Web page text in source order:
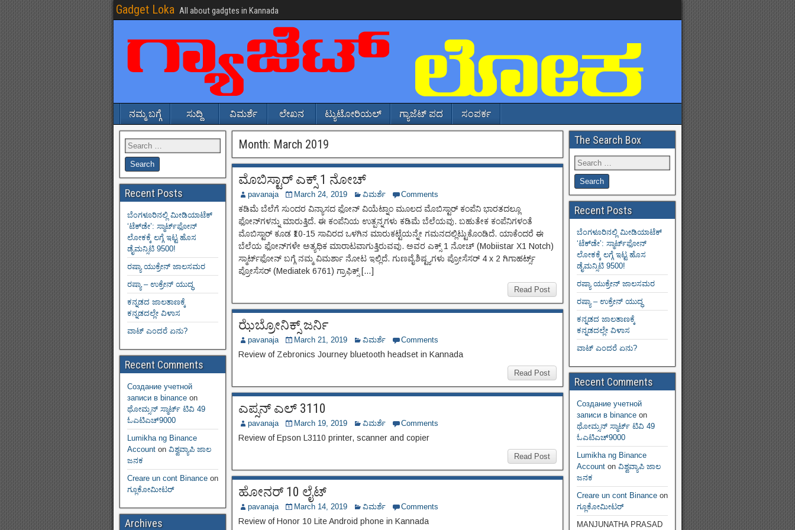
Gadget Loka All about gadgtes in Kannada
ನಮ್ಮ ಬಗ್ಗೆ ಸುದ್ದಿ ವಿಮರ್ಶೆ ಲೇಖನ ಟ್ಯುಟೋರಿಯಲ್ ಗ್ಯಾಜೆಟ್ ಪದ ಸಂಪರ್ಕ
Month: March 2019
ಮೊಬಿಸ್ಟಾರ್ ಎಕ್ಸ್‌ 1 ನೋಚ್
pavanaja March 24, 2019 ವಿಮರ್ಶೆ Comments
ಕಡಿಮೆ ಬೆಲೆಗೆ ಸುಂದರ ವಿನ್ಯಾಸದ ಫೋನ್ ವಿಯೆಟ್ನಾಂ ಮೂಲದ ಮೊಬಿಸ್ಟಾರ್ ಕಂಪೆನಿ ಭಾರತದಲ್ಲೂ
ಫೋನ್‌ಗಳನ್ನು ಮಾರುತ್ತಿದೆ. ಈ ಕಂಪೆನಿಯ ಉತ್ಪನ್ನಗಳು ಕಡಿಮೆ ಬೆಲೆಯವು. ಬಹುತೇಕ ಕಂಪೆನಿಗಳಂತೆ
ಮೊಬಿಸ್ಟಾರ್ ಕೂಡ ₹10-15 ಸಾವಿರದ ಒಳಗಿನ ಮಾರುಕಟ್ಟೆಯನ್ನೇ ಗಮನದಲ್ಲಿಟ್ಟುಕೊಂಡಿದೆ. ಯಾಕೆಂದರೆ ಈ
ಬೆಲೆಯ ಫೋನ್‌ಗಳೇ ಅತ್ಯಧಿಕ ಮಾರಾಟವಾಗುತ್ತಿರುವವು. ಅವರ ಎಕ್ಸ್‌ 1 ನೋಚ್ (Mobiistar X1 Notch)
ಸ್ಮಾರ್ಟ್‌ಫೋನ್ ಬಗ್ಗೆ ನಮ್ಮ ವಿಮರ್ಶಾ ನೋಟ ಇಲ್ಲಿದೆ. ಗುಣವೈಶಿಷ್ಟ್ಯಗಳು ಪ್ರೋಸೆಸರ್ 4 x 2 ಗಿಗಾಹರ್ಟ್ಸ್
ಪ್ರೋಸೆಸರ್ (Mediatek 6761) ಗ್ರಾಫಿಕ್ಸ್ […]
Read Post
ಝೆಬ್ರೋನಿಕ್ಸ್ ಜರ್ನಿ
pavanaja March 21, 2019 ವಿಮರ್ಶೆ Comments
Review of Zebronics Journey bluetooth headset in Kannada
Read Post
ಎಪ್ಸನ್ ಎಲ್ 3110
pavanaja March 19, 2019 ವಿಮರ್ಶೆ Comments
Review of Epson L3110 printer, scanner and copier
Read Post
ಹೋನರ್ 10 ಲೈಟ್
pavanaja March 14, 2019 ವಿಮರ್ಶೆ Comments
Review of Honor 10 Lite Android phone in Kannada
Recent Posts
ಬೆಂಗಳೂರಿನಲ್ಲಿ ಮೀಡಿಯಾಟೆಕ್‌
‘ಟೆಕ್‌ಡೇ’: ಸ್ಮಾರ್ಟ್‌ಫೋನ್
ಲೋಕಕ್ಕೆ ಲಗ್ಗೆ ಇಟ್ಟ ಹೊಸ
ಡೈಮನ್ಸಿಟಿ 9500!
ರಷ್ಯಾ ಯುಕ್ರೇನ್ ಜಾಲಸಮರ
ರಷ್ಯಾ – ಉಕ್ರೇನ್ ಯುದ್ಧ
ಕನ್ನಡದ ಜಾಲತಾಣಕ್ಕೆ
ಕನ್ನಡದಲ್ಲೇ ವಿಳಾಸ
ವಾಟ್ ಎಂದರೆ ಏನು?
Recent Comments
Создание учетной
записи в binance on
ಥೋಮ್ಸನ್ ಸ್ಮಾರ್ಟ್‌ ಟಿವಿ 49
ಓಎಟಿಎಚ್9000
Lumikha ng Binance
Account on ವಿಶ್ವವ್ಯಾಪಿ ಜಾಲ
ಜನಕ
Creare un cont Binance on
ಗ್ಲೂಕೋಮೀಟರ್
Archives
The Search Box
Recent Posts
ಬೆಂಗಳೂರಿನಲ್ಲಿ ಮೀಡಿಯಾಟೆಕ್‌
‘ಟೆಕ್‌ಡೇ’: ಸ್ಮಾರ್ಟ್‌ಫೋನ್
ಲೋಕಕ್ಕೆ ಲಗ್ಗೆ ಇಟ್ಟ ಹೊಸ
ಡೈಮನ್ಸಿಟಿ 9500!
ರಷ್ಯಾ ಯುಕ್ರೇನ್ ಜಾಲಸಮರ
ರಷ್ಯಾ – ಉಕ್ರೇನ್ ಯುದ್ಧ
ಕನ್ನಡದ ಜಾಲತಾಣಕ್ಕೆ
ಕನ್ನಡದಲ್ಲೇ ವಿಳಾಸ
ವಾಟ್ ಎಂದರೆ ಏನು?
Recent Comments
Создание учетной
записи в binance on
ಥೋಮ್ಸನ್ ಸ್ಮಾರ್ಟ್‌ ಟಿವಿ 49
ಓಎಟಿಎಚ್9000
Lumikha ng Binance
Account on ವಿಶ್ವವ್ಯಾಪಿ ಜಾಲ
ಜನಕ
Creare un cont Binance on
ಗ್ಲೂಕೋಮೀಟರ್
MANJUNATHA PRASAD